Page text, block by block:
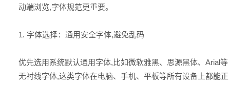
动端浏览,字体规范更重要。
1. 字体选择：通用安全字体,避免乱码
优先选用系统默认通用字体,比如微软雅黑、思源黑体、Arial等
无衬线字体,这类字体在电脑、手机、平板等所有设备上都能正